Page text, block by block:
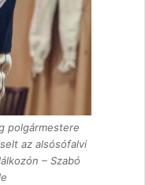
polgármestere
az alsósófalvi
– Szabó